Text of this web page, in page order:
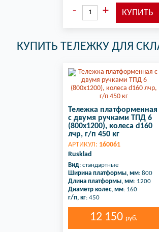
КУПИТЬ ТЕЛЕЖКУ ДЛЯ
Тележка платформенная
с двумя ручками ТПД 6
(800х1200), колеса d160
лчр, г/п 450 кг
АРТИКУЛ: 160061
Rusklad
Вид: стандартные
Ширина платформы, мм: 800
Длина платформы, мм: 1200
Диаметр колес, мм: 160
г/п, кг: 450
12 150 руб.